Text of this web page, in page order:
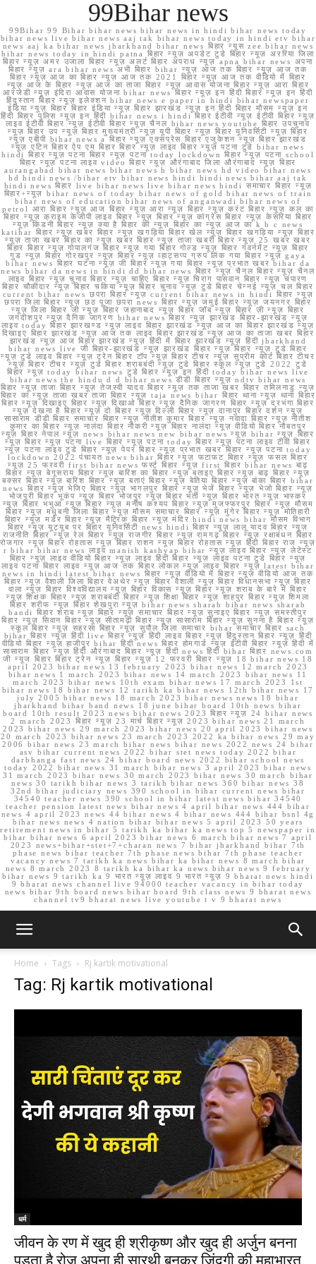
99Bihar news
99Bihar 99 Bihar bihar news bihar news in hindi bihar news today
bihar news live bihar news aaj tak bihar news today in hindi etv bihar
news aaj ka bihar news jharkhand bihar news बिहार न्यूस zee bihar news
bihar news today in hindi patna बिहार न्यूज़ अपडेट टुडे बिहार न्यूज़ अररिया जिला
बिहार न्यूज़ अमर उजाला बिहार न्यूज़ अलर्ट बिहार अपराध न्यूज़ apna bihar news अपना
बिहार न्यूज़ ara bihar news अभी बिहार bihar न्यूज़ आज तक बिहार न्यूज़ आज तक
बिहार न्यूज़ आज का बिहार न्यूज़ आज तक 2021 बिहार न्यूज़ आज तक वीडियो में बिहार
न्यूज़ आज के बिहार न्यूज़ आज का ताजा बिहार न्यूज़ आवास योजना बिहार न्यूज़ आरा बिहार
आरजेडी न्यूज़ इंदिरा आवास योजना bihar news बिहार न्यूज़ इन हिंदी बिहार न्यूज़ इन हिंदी
हिंदुस्तान बिहार न्यूज़ इलेक्शन bihar news e paper in hindi bihar newspaper
इंडिया न्यूज़ बिहार बिहार इंडिया न्यूज़ बिहार झारखंड न्यूज़ इन हिंदी बिहार मौसम न्यूज़ इन
हिंदी बिहार पुलिस न्यूज़ इन हिंदी bihar news i hindi बिहार ईटीवी न्यूज़ ईटीवी बिहार न्यूज़
लाइव ईटीवी बिहार न्यूज़ ईटीवी बिहार न्यूज़ चैनल bihar news youtube बिहार उपचुनाव
न्यूज़ बिहार उप न्यूज़ बिहार मुख्यमंत्री न्यूज़ यूपी बिहार न्यूज़ बिहार यूनिवर्सिटी न्यूज़ बिहार
न्यूज़ एबीपी bihar news a बिहार न्यूज़ एक्सप्रेस बिहार एजुकेशन न्यूज़ बिहार झारखंड
न्यूज़ एटिन बिहार ऐप एम बिहार बिहार न्यूज़ लाइव बिहार न्यूज़ पटना टुडे bihar news
hindi बिहार न्यूज़ पटना बिहार न्यूज़ पटना today lockdown बिहार न्यूज़ पटना school
बिहार न्यूज़ पटना लाइव video बिहार न्यूज़ औरंगाबाद जिला औरंगाबाद न्यूज़ बिहार
aurangabad bihar news bihar news h bihar news hd video bihar news
hd hindi news /bihar etv bihar news hindi hindi news bihar aaj tak
hindi news बिहार live bihar news live bihar news hindi समाचार बिहार न्यूज़
बिहार+न्यूज़ bihar news of today bihar news of gold bihar news of train
bihar news of education bihar news of anganwadi bihar news of
petrol आरा बिहार न्यूज़ आज बिहार न्यूज़ आरा न्यूज़ बिहार न्यूज़ करंट बिहार न्यूज़ कल का
बिहार न्यूज़ क्राइम केजीपी लाइव बिहार न्यूज़ बिहार न्यूज़ कांग्रेस बिहार न्यूज़ केसरिया बिहार
न्यूज़ किडनी बिहार न्यूज़ क्या है बिहार की न्यूज़ बिहार का न्यूज़ आज का k b c news
katihar बिहार न्यूज़ खबर बिहार न्यूज़ खगड़िया बिहार खेल न्यूज़ बिहार खगड़िया न्यूज़ बिहार
न्यूज़ ताजा खबर बिहार का न्यूज़ खबर बिहार न्यूज़ ताजा खबरी बिहार न्यूज़ 25 खबर खबर
बिहार बिहार न्यूज़ गोपालगंज बिहार न्यूज़ गया बिहार गोल्ड न्यूज़ बिहार गवर्नमेंट न्यूज़ बिहार
गुड न्यूज़ बिहार गोरखपुर न्यूज़ बिहार न्यूज़ व्हाट्सप्प ग्रुप लिंक गया बिहार न्यूज़ gaya
bihar news बिहार घटना न्यूज़ जी बिहार न्यूज़ गया बिहार न्यूज़ प्रभात खबर bihar da
news bihar da news in hindi dd bihar news बिहार न्यूज़ चैनल बिहार न्यूज़ चैनल
लाइव बिहार न्यूज़ चुनाव बिहार न्यूज़ चाहिए बिहार न्यूज़ चिराग पासवान बिहार न्यूज़ चंपारण
बिहार चौकीदार न्यूज़ बिहार चकिया न्यूज़ बिहार चुनाव न्यूज़ टुडे बिहार चेन्नई न्यूज़ चल बिहार
current bihar news छपरा बिहार न्यूज़ current bihar news in hindi बिहार न्यूज़
छपरा जिला बिहार न्यूज़ छठ पूजा छपरा news बिहार न्यूज़ जमुई बिहार न्यूज़ जयनगर बिहार
न्यूज़ जिला बिहार जी न्यूज़ बिहार जहानाबाद न्यूज़ बिहार जॉब न्यूज़ बिहार ज़ी न्यूज़ बिहार
जगदीशपुर न्यूज़ दैनिक जागरण bihar news बिहार न्यूज़ झारखंड बिहार-झारखंड न्यूज़
लाइव today बिहार झारखण्ड न्यूज़ लाइव बिहार झारखंड न्यूज़ आज का बिहार झारखंड न्यूज़
दिखाइए बिहार झारखंड न्यूज़ आज तक लाइव बिहार झारखंड न्यूज़ आज का ताजा खबर बिहार
झारखंड न्यूज़ आज बिहार झारखंड न्यूज़ हिंदी में बिहार झारखंड न्यूज़ हिंदी jharkhand
bihar news live जी बिहार-झारखंड न्यूज़ झारखंड बिहार न्यूज़ बिहार न्यूज़ टुडे बिहार
न्यूज़ टुडे लाइव बिहार न्यूज़ ट्रेन बिहार टॉप न्यूज़ बिहार टीचर न्यूज़ सुप्रीम कोर्ट बिहार टीचर
न्यूज़ बिहार टीचर न्यूज़ टुडे बिहार शराबबंदी न्यूज़ टुडे बिहार स्कूल न्यूज़ टुडे 2022 टुडे
बिहार न्यूज़ today bihar news टुडे बिहार न्यूज़ इन हिंदी today bihar news live
bihar news the hindu d d bihar news डीडी बिहार न्यूज़ ndtv bihar news
बिहार न्यूज़ ताजा बिहार न्यूज़ तेजस्वी यादव बिहार न्यूज़ तक ताजा खबर बिहार तमिलनाडु न्यूज़
बिहार का न्यूज़ ताजा खबर ताजा बिहार न्यूज़ taja news bihar बिहार थाना न्यूज़ थाना बिहार
बिहार न्यूज़ दिखाइए बिहार न्यूज़ दिखाओ बिहार न्यूज़ दैनिक जागरण बिहार न्यूज़ दरभंगा बिहार
न्यूज़ देखना है बिहार न्यूज़ दो बिहार न्यूज़ दिल्ली बिहार न्यूज़ दानापुर बिहार दर्शन न्यूज़
सासाराम डीडी बिहार समाचार बिहार न्यूज़ नीतीश कुमार बिहार न्यूज़ नवादा बिहार न्यूज़ नीतीश
कुमार का बिहार न्यूज़ नालंदा बिहार नौकरी न्यूज़ बिहार नालंदा न्यूज़ वीडियो बिहार नौबतपुर
न्यूज़ बिहार नेपाल न्यूज़ news bihar news new bihar news न्यूज़ bihar न्यूज़ बिहार
न्यूज़ बिहार न्यूज़ पटना live बिहार न्यूज़ पटना today बिहार न्यूज़ पटना लाइव टीवी बिहार
न्यूज़ पटना लाइव टुडे बिहार न्यूज़ पेपर बिहार न्यूज़ प्रभात खबर बिहार न्यूज़ पटना today
lockdown 2022 पंचायत news bihar बिहार न्यूज़ फटाफट बिहार न्यूज़ फसल बिहार
न्यूज़ 25 फरवरी first bihar news फर्स्ट बिहार न्यूज़ first बिहार bihar news बाढ़
बिहार न्यूज़ बेगूसराय बिहार न्यूज़ बारिश का बिहार न्यूज़ बताइए बिहार न्यूज़ बाढ़ बिहार न्यूज़
बक्सर बिहार न्यूज़ बारिश बिहार न्यूज़ बताएं बिहार न्यूज़ बेतिया बिहार न्यूज़ बांका बिहार bihar
news बिहार न्यूज़ भेजिए बिहार न्यूज़ भागलपुर बिहार न्यूज़ भेजें बिहार न्यूज़ भेजो बिहार न्यूज़
भोजपुरी बिहार भूकंप न्यूज़ बिहार भोजपुर न्यूज़ बिहार भर्ती न्यूज़ बिहार भारत न्यूज़ भास्कर
न्यूज़ बिहार भभुआ न्यूज़ बिहार न्यूज़ मनीष कश्यप बिहार न्यूज़ मुजफ्फरपुर बिहार न्यूज़ मौसम
बिहार न्यूज़ मधुबनी जिला बिहार न्यूज़ मौसम समाचार बिहार न्यूज़ मुंगेर बिहार न्यूज़ मोतिहारी
बिहार न्यूज़ मर्डर बिहार न्यूज़ मैट्रिक बिहार न्यूज़ मंदिर hindi news bihar मौसम विभाग
बिहार न्यूज़ यूट्यूब पर बिहार यूनिवर्सिटी news hindi बिहार न्यूज़ लालू यादव बिहार न्यूज़
राजनीति बिहार न्यूज़ रेल बिहार न्यूज़ राजगीर बिहार न्यूज़ रामगढ़ बिहार न्यूज़ रक्षाबंधन बिहार
रोजगार न्यूज़ बिहार रोहतास न्यूज़ बिहार राशन न्यूज़ बिहार रोहतास न्यूज़ हिंदी बिहार राज न्यूज़
r bihar bihar news लाइव manish kashyap bihar न्यूज़ लाइव बिहार न्यूज़ लेटेस्ट
बिहार न्यूज़ लाइव वीडियो बिहार न्यूज़ लाइव हिंदी बिहार न्यूज़ लाइव पटना टुडे बिहार न्यूज़
लाइव पटना बिहार लाइव न्यूज़ आज तक बिहार लोकल न्यूज़ लाइव बिहार न्यूज़ latest bihar
news in hindi latest bihar news बिहार न्यूज़ वीडियो में बिहार न्यूज़ वीडियो आज तक
बिहार न्यूज़ वैशाली जिला बिहार वेअथेर न्यूज़ बिहार वैशाली न्यूज़ बिहार विधानसभा न्यूज़ बिहार
वाला न्यूज़ बिहार विश्वविद्यालय न्यूज़ बिहार विकास न्यूज़ बिहार न्यूज़ शराब के बारे में बिहार
न्यूज़ शिक्षक बिहार न्यूज़ शराबबंदी बिहार न्यूज़ शिक्षा बिहार न्यूज़ शाहपुर बिहार न्यूज़ शिमला
बिहार शरीफ न्यूज़ बिहार शेखपुरा न्यूज़ bihar news sharab bihar news sharab
bandi बिहार शराब न्यूज़ बिहार न्यूज़ समाचार बिहार न्यूज़ सुनाइए बिहार न्यूज़ समस्तीपुर
बिहार न्यूज़ सिवान बिहार न्यूज़ सीतामढ़ी बिहार न्यूज़ सासाराम बिहार न्यूज़ सुनना है बिहार न्यूज़
स्कूल बिहार न्यूज़ सहरसा बिहार न्यूज़ सुपौल जिला समाचार bihar समाचार बिहार sach
bihar बिहार न्यूज़ हिंदी live बिहार न्यूज़ हिंदी लाइव बिहार न्यूज़ हिंदुस्तान बिहार न्यूज़ हिंदी
वीडियो बिहार न्यूज़ हाजीपुर bihar हिंदी news बिहार होमगार्ड न्यूज़ ईटीवी बिहार न्यूज़ हिंदी में
सासाराम बिहार न्यूज़ हिंदी औरंगाबाद बिहार न्यूज़ हिंदी news हिंदी bihar बिहार news.com
जी न्यूज बिहार बिहार ट्रेन न्यूज़ बिहार न्यूज़ 12 फरवरी बिहार न्यूज़ 18 bihar news 18
april 2023 bihar news 13 february 2023 bihar news 12 march 2023
bihar news 1 march 2023 bihar news 14 march 2023 bihar news 11
march 2023 bihar news 10th exam bihar news 17 march 2023 1st
bihar news 18 bihar news 12 tarikh ka bihar news 12th bihar news 17
july 2005 bihar news 18 march 2023 bihar news news 18 bihar
jharkhand bihar band news 18 june bihar board 10th news bihar
board 10th result 2023 news bihar news 2023 बिहार न्यूज़ 24 bihar news
2 march 2023 बिहार न्यूज़ 23 मार्च बिहार न्यूज़ 2023 bihar news 21 march
2023 bihar news 29 march 2023 bihar news 20 april 2023 bihar news
20 march 2023 bihar news 23 march 2023 2022 ka bihar news 29 may
2006 bihar news 23 march bihar news bihar news 2022 news 24 bihar
asv bihar current news 2022 bihar stet news today 2022 bihar
darbhanga fast news 24 bihar board news 2022 bihar school news
today 2022 bihar news 31 march bihar news 3 april 2023 bihar news
31 march 2023 bihar news 30 march 2023 bihar news 30 march bihar
news 30 tarikh bihar news 3 tarikh bihar news 360 bihar news 38
32nd bihar judiciary news 390 school in bihar current news bihar
34540 teacher news 390 school in bihar latest news bihar 34540
teacher pension latest news bihar news 4 april bihar news 444 bihar
news 4 april 2023 news 44 bihar news 4 bihar news 444 bihar bsnl 4g
bihar news news 4 nation bihar bihar news 5 april 2023 50 years
retirement news in bihar 5 tarikh ka bihar ka news top 5 newspaper in
bihar bihar news 6 april 2023 bihar news 6 march bihar news 7 april
2023 news+bihar+stet+7+charan news 7 bihar jharkhand bihar 7th
phase news bihar teacher 7th phase news bihar 7th phase teacher
vacancy news 7 tarikh ka news bihar ka bihar news 8 march bihar
news 8 march 2023 8 tarikh ka bihar ka news bihar news 9 february
bihar news 9 tarikh ka 9 भारत न्यूज़ लाइव 9 भारत न्यूज़ 9 bharat news hindi
9 bharat news channel live 94000 teacher vacancy in bihar today
news bihar 9th board news bihar board 9th class news 9 bharat news
channel tv9 bharat news live youtube t v 9 bharat news
Home Tags Rj kartik motivational
Tag: Rj kartik motivational
धर्म
जीवन के रण में खुद ही श्रीकृष्ण और खुद ही अर्जुन बनना
पड़ता है रोज अपना ही सारथी बनकर जिंदगी की महाभारत